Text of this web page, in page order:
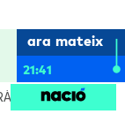
ara mateix
21:41
CRIANÇA